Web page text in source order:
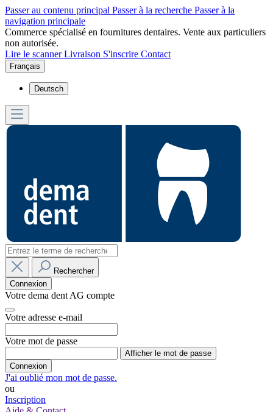
Passer au contenu principal Passer à la recherche Passer à la
navigation principale
Commerce spécialisé en fournitures dentaires. Vente aux particuliers
non autorisée.
Lire le scannerLivraison S'inscrire Contact
Français
Deutsch
Rechercher
Connexion
Votre dema dent AG compte
Votre adresse e-mail
Votre mot de passe
Afficher le mot de passe
Connexion
J'ai oublié mon mot de passe.
ou
Inscription